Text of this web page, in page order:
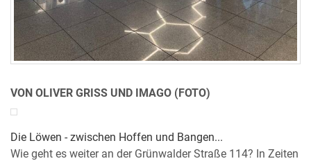
VON OLIVER GRISS UND IMAGO (FOTO)
Die Löwen - zwischen Hoffen und Bangen...
Wie geht es weiter an der Grünwalder Straße 114? In Zeiten